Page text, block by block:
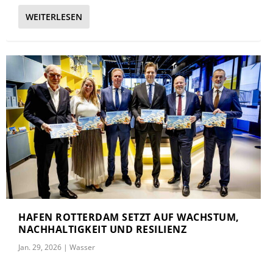
WEITERLESEN
HAFEN ROTTERDAM SETZT AUF WACHSTUM,
NACHHALTIGKEIT UND RESILIENZ
Jan. 29, 2026 |Wasser